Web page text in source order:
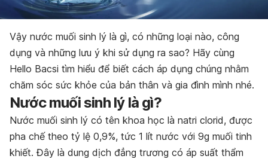
Vậy nước muối sinh lý là gì, có những loại nào, công
dụng và những lưu ý khi sử dụng ra sao? Hãy cùng
Hello Bacsi tìm hiểu để biết cách áp dụng chúng nhằm
chăm sóc sức khỏe của bản thân và gia đình mình nhé.
Nước muối sinh lý là gì?
Nước muối sinh lý có tên khoa học là natri clorid, được
pha chế theo tỷ lệ 0,9%, tức 1 lít nước với 9g muối tinh
khiết. Đây là dung dịch đẳng trương có áp suất thẩm